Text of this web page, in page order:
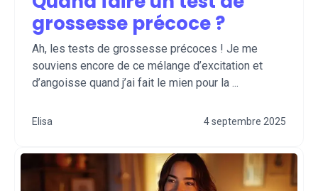
grossesse précoce ?
Ah, les tests de grossesse précoces ! Je me
souviens encore de ce mélange d’excitation et
d’angoisse quand j’ai fait le mien pour la ...
Elisa 4 septembre 2025